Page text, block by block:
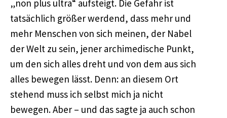
„non plus ultra“ aufsteigt. Die Gefahr ist
tatsächlich größer werdend, dass mehr und
mehr Menschen von sich meinen, der Nabel
der Welt zu sein, jener archimedische Punkt,
um den sich alles dreht und von dem aus sich
alles bewegen lässt. Denn: an diesem Ort
stehend muss ich selbst mich ja nicht
bewegen. Aber – und das sagte ja auch schon